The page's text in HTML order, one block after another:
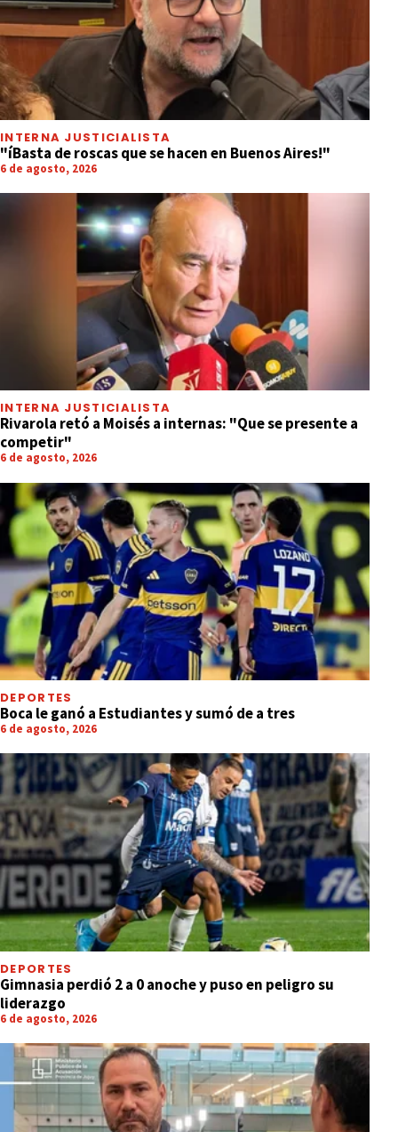
INTERNA JUSTICIALISTA
"íBasta de roscas que se hacen en Buenos Aires!"
6 de agosto, 2026
INTERNA JUSTICIALISTA
Rivarola retó a Moisés a internas: "Que se presente a
competir"
6 de agosto, 2026
DEPORTES
Boca le ganó a Estudiantes y sumó de a tres
6 de agosto, 2026
DEPORTES
Gimnasia perdió 2 a 0 anoche y puso en peligro su
liderazgo
6 de agosto, 2026